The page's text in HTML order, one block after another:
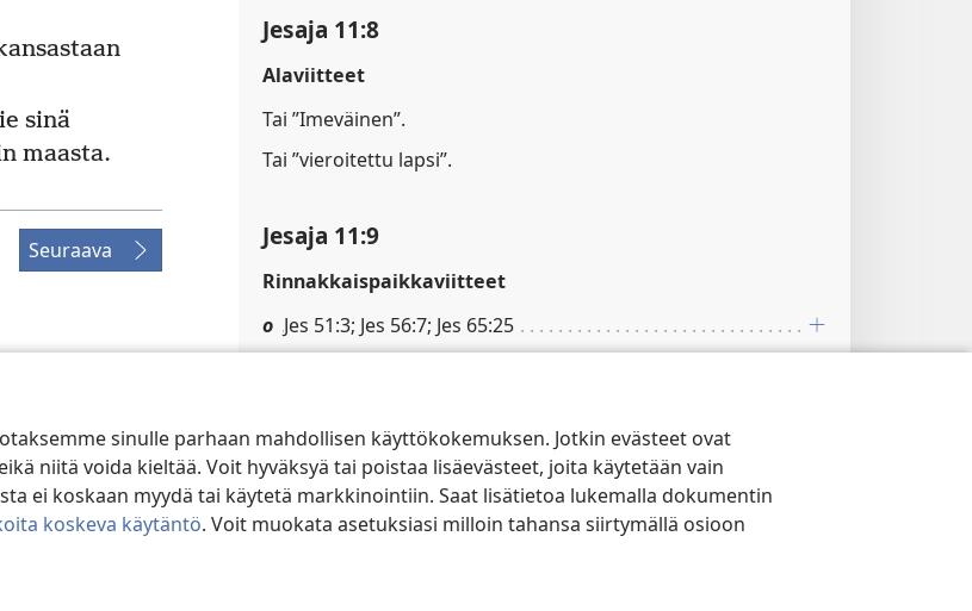
sinulle parhaan mahdollisen käyttökokemuksen. Jotkin evästeet ovat
niitä voida kieltää. Voit hyväksyä tai poistaa lisäevästeet, joita käytetään vain
ei koskaan myydä tai käytetä markkinointiin. Saat lisätietoa lukemalla dokumentin
koskeva käytäntö. Voit muokata asetuksiasi milloin tahansa siirtymällä osioon
sinä
maasta.
Seuraava
Jesaja 11:8
Alaviitteet
Tai ”Imeväinen”.
Tai ”vieroitettu lapsi”.
Jesaja 11:9
Rinnakkaispaikkaviitteet
o Jes 51:3; Jes 56:7; Jes 65:25
Jesaja 11:10